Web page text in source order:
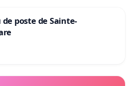
poste de Sainte-